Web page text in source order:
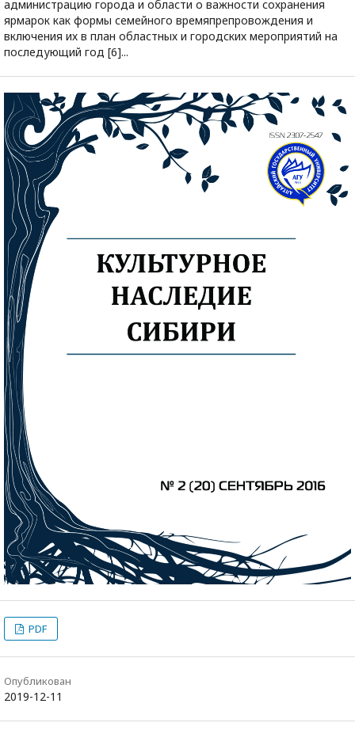
администрацию города и области о важности сохранения
ярмарок как формы семейного времяпрепровождения и
включения их в план областных и городских мероприятий на
последующий год [6]...
PDF
Опубликован
2019-12-11